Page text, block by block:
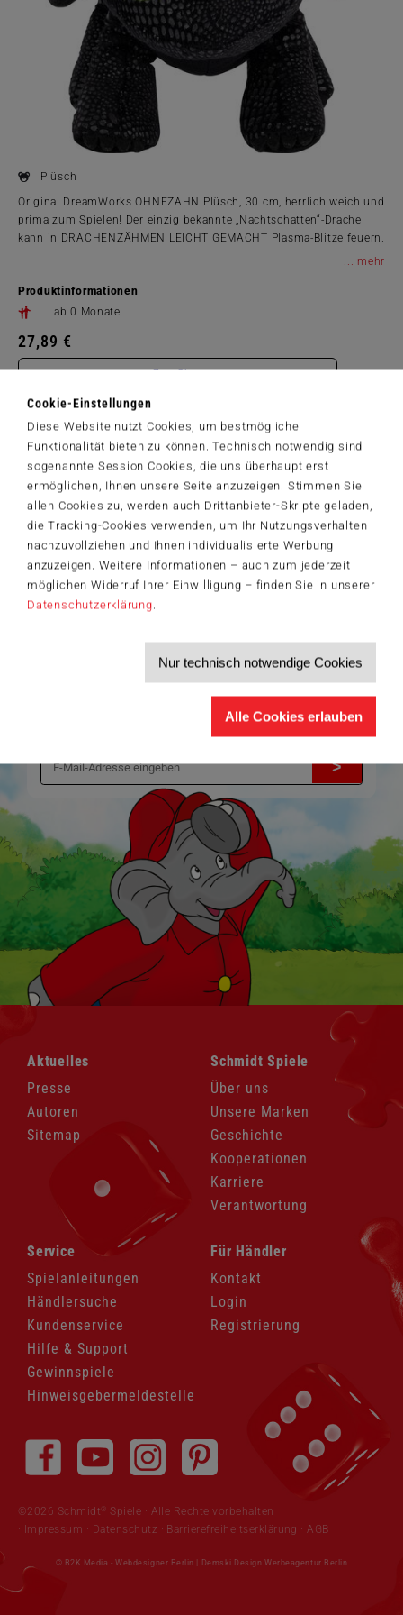
Cookie-Einstellungen
Diese Website nutzt Cookies, um bestmögliche
Funktionalität bieten zu können. Technisch notwendig sind
sogenannte Session Cookies, die uns überhaupt erst
ermöglichen, Ihnen unsere Seite anzuzeigen. Stimmen Sie
allen Cookies zu, werden auch Drittanbieter-Skripte geladen,
die Tracking-Cookies verwenden, um Ihr Nutzungsverhalten
nachzuvollziehen und Ihnen individualisierte Werbung
anzuzeigen. Weitere Informationen – auch zum jederzeit
möglichen Widerruf Ihrer Einwilligung – finden Sie in unserer
Datenschutzerklärung.
Nur technisch notwendige Cookies
Alle Cookies erlauben
Plüsch
Original DreamWorks OHNEZAHN Plüsch, 30 cm, herrlich weich und
prima zum Spielen! Der einzig bekannte „Nachtschatten“-Drache
kann in DRACHENZÄHMEN LEICHT GEMACHT Plasma-Blitze feuern.
OHNEZAHN hat den linken Teil seines Schwanzflügels verloren.
muss vom Reiter während des Flugs bedient werden. Ohne Reiter
bleibt er allerdings am Boden.
...
Produktinformationen
ab 0 Monate
27,89 €
Zum Shop
Artikelnummer: 42842
© DreamWorks Animation LLC. All Rights Reserved.
Der Schmidt-Spiele-Newsletter
Jetzt anmelden und 5€ Willkommensrabatt sichern
Bleiben Sie auf dem Laufenden zu Neuheiten, Trends und aktuellen
Themen rund um Schmidt ®Spiele – und sichern Sie sich einen
Willkommensgutschein in Höhe von 5€ für Ihren nächsten Einkauf im
Schmidt-Spiele-Shop.
Aktuelle Themen und Trends aus der Spielewelt
Informationen zu Veranstaltungen und Aktionen
Datenschutzbestimmungen.
>
überspringen
Aktuelles
Presse
Autoren
Sitemap
Navigation
überspringen
Schmidt Spiele
Über uns
Unsere Marken
Geschichte
Kooperationen
Karriere
Verantwortung
Navigation
überspringen
Service
Spielanleitungen
Händlersuche
Kundenservice
Hilfe & Support
Gewinnspiele
Hinweisgebermeldestelle
Navigation
überspringen
Für Händler
Kontakt
Login
Registrierung
überspringen
©2026 Schmidt ®
Spiele · Alle Rechte vorbehalten
Impressum · Datenschutz · Barrierefreiheitserklärung · AGB
© B2K Media -Webdesigner Berlin Demski Design Werbeagentur Berlin